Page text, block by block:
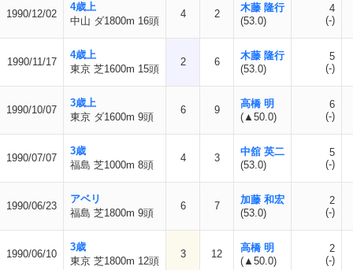
1990/12/02
4歳上
中山 ダ1800m 16頭
4 2
木藤 隆行
(53.0)
4
(-)
1990/11/17
4歳上
東京 芝1600m 15頭
2 6
木藤 隆行
(53.0)
5
(-)
1990/10/07
3歳上
東京 ダ1600m 9頭
6 9
高橋 明
(▲50.0)
6
(-)
1990/07/07
3歳
福島 芝1000m 8頭
4 3
中舘 英二
(53.0)
5
(-)
1990/06/23
アベリ
福島 芝1800m 9頭
6 7
加藤 和宏
(53.0)
2
(-)
1990/06/10
3歳
東京 芝1800m 12頭
3 12
高橋 明
(▲50.0)
2
(-)